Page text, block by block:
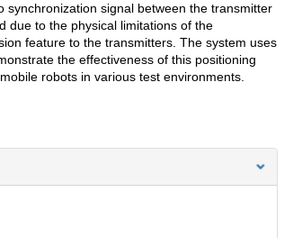
signal between the transmitter
due to the physical limitations of the
feature to the transmitters. The system uses
the effectiveness of this positioning
robots in various test environments.